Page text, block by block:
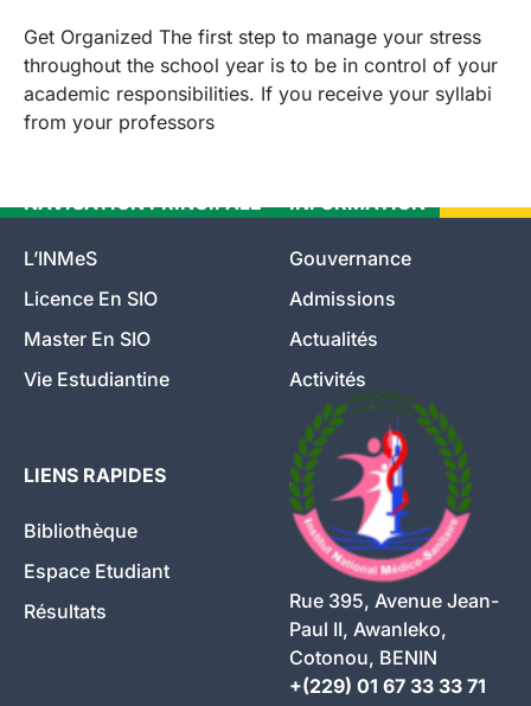
Get Organized The first step to manage your stress
throughout the school year is to be in control of your
academic responsibilities. If you receive your syllabi
from your professors
NAVIGATION PRINCIPALE
L’INMeS
Licence En SIO
Master En SIO
Vie Estudiantine
INFORMATION
Gouvernance
Admissions
Actualités
Activités
LIENS RAPIDES
Bibliothèque
Espace Etudiant
Résultats
Rue 395, Avenue Jean-
Paul II, Awanleko,
Cotonou, BENIN
+(229) 01 67 33 33 71